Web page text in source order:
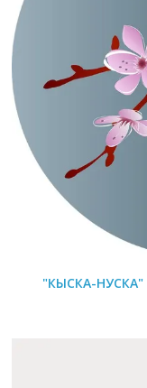
"КЫСКА-НУСКА"